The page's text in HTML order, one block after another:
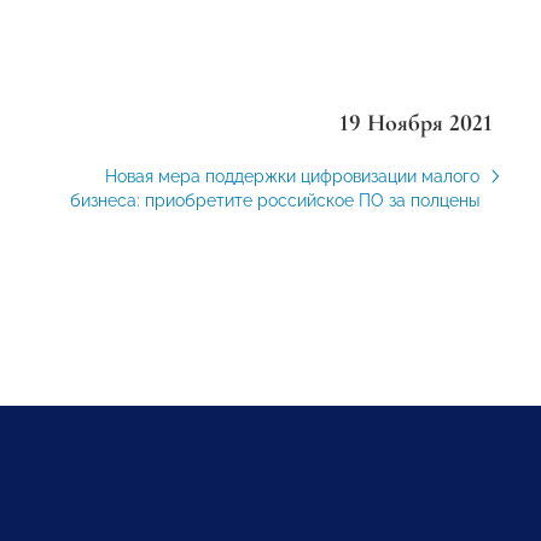
19 Ноября 2021
Новая мера поддержки цифровизации малого
бизнеса: приобретите российское ПО за полцены